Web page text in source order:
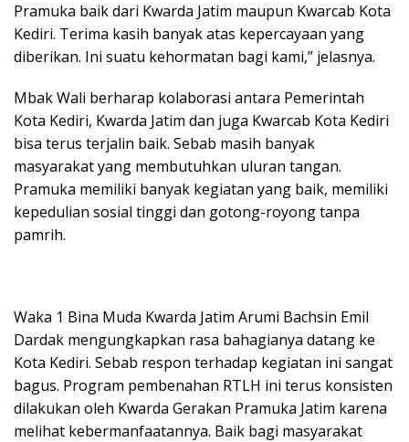
Pramuka baik dari Kwarda Jatim maupun Kwarcab Kota
Kediri. Terima kasih banyak atas kepercayaan yang
diberikan. Ini suatu kehormatan bagi kami,” jelasnya.
Mbak Wali berharap kolaborasi antara Pemerintah
Kota Kediri, Kwarda Jatim dan juga Kwarcab Kota Kediri
bisa terus terjalin baik. Sebab masih banyak
masyarakat yang membutuhkan uluran tangan.
Pramuka memiliki banyak kegiatan yang baik, memiliki
kepedulian sosial tinggi dan gotong-royong tanpa
pamrih.
Waka 1 Bina Muda Kwarda Jatim Arumi Bachsin Emil
Dardak mengungkapkan rasa bahagianya datang ke
Kota Kediri. Sebab respon terhadap kegiatan ini sangat
bagus. Program pembenahan RTLH ini terus konsisten
dilakukan oleh Kwarda Gerakan Pramuka Jatim karena
melihat kebermanfaatannya. Baik bagi masyarakat